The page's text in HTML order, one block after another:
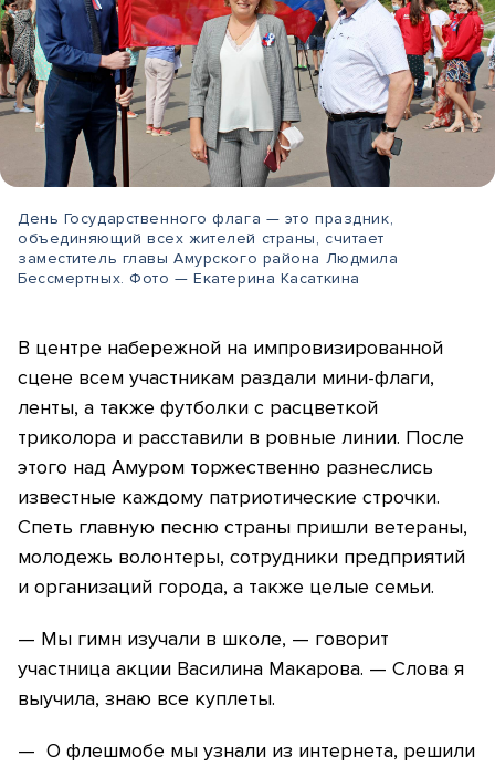
День Государственного флага — это праздник,
объединяющий всех жителей страны, считает
заместитель главы Амурского района Людмила
Бессмертных. Фото — Екатерина Касаткина
В центре набережной на импровизированной
сцене всем участникам раздали мини-флаги,
ленты, а также футболки с расцветкой
триколора и расставили в ровные линии. После
этого над Амуром торжественно разнеслись
известные каждому патриотические строчки.
Спеть главную песню страны пришли ветераны,
молодежь волонтеры, сотрудники предприятий
и организаций города, а также целые семьи.
— Мы гимн изучали в школе, — говорит
участница акции Василина Макарова. — Слова я
выучила, знаю все куплеты.
— О флешмобе мы узнали из интернета, решили